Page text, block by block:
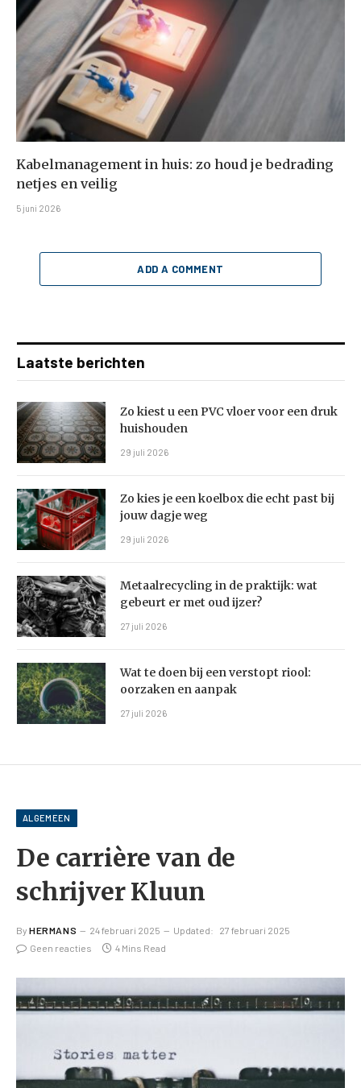
Kabelmanagement in huis: zo houd je bedrading
netjes en veilig
5 juni 2026
ADD A COMMENT
Laatste berichten
Zo kiest u een PVC vloer voor een druk
huishouden
29 juli 2026
Zo kies je een koelbox die echt past bij
jouw dagje weg
29 juli 2026
Metaalrecycling in de praktijk: wat
gebeurt er met oud ijzer?
27 juli 2026
Wat te doen bij een verstopt riool:
oorzaken en aanpak
27 juli 2026
ALGEMEEN
De carrière van de
schrijver Kluun
By HERMANS 24 februari 2025 Updated:
27 februari 2025
Geen reacties
4 Mins Read